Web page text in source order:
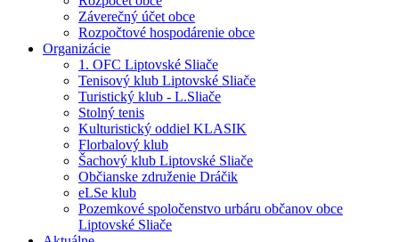
Záverečný účet obce
Rozpočtové hospodárenie obce
Organizácie
1. OFC Liptovské Sliače
Tenisový klub Liptovské Sliače
Turistický klub - L.Sliače
Stolný tenis
Kulturistický oddiel KLASIK
Florbalový klub
Šachový klub Liptovské Sliače
Občianske združenie Dráčik
eLSe klub
Pozemkové spoločenstvo urbáru občanov obce
Liptovské Sliače